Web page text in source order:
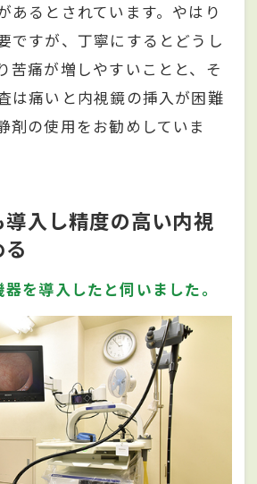
あるとされています。やはり
ですが、丁寧にするとどうし
苦痛が増しやすいことと、そ
は痛いと内視鏡の挿入が困難
剤の使用をお勧めしていま
入し精度の高い内視
を導入したと伺いました。